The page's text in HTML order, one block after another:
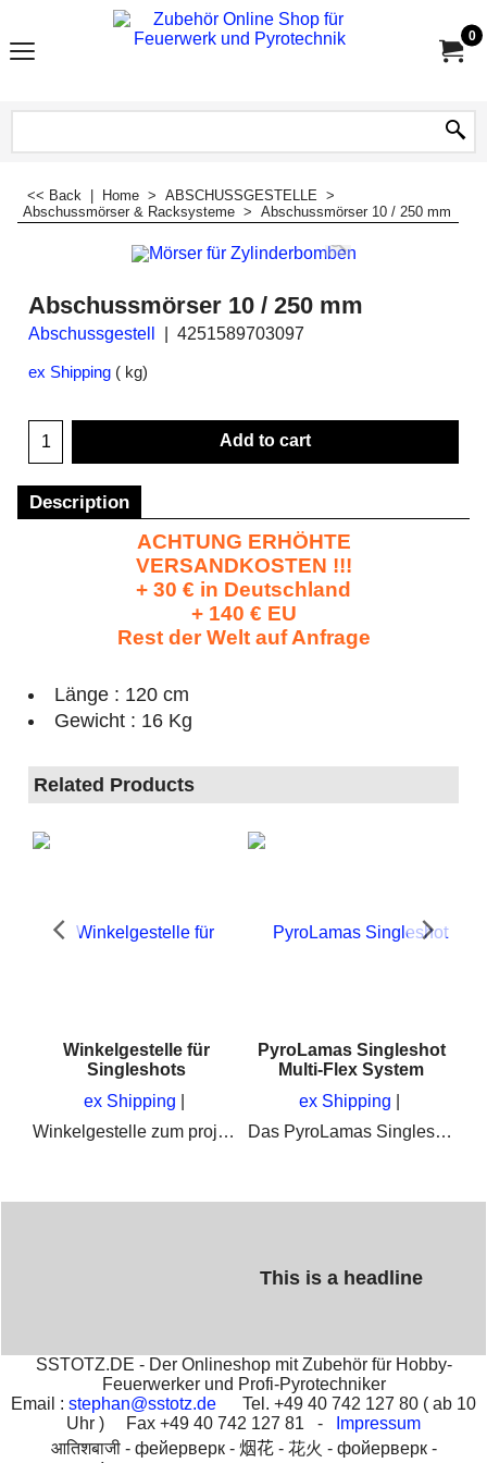
0
<< Back Home > ABSCHUSSGESTELLE >
Abschussmörser & Racksysteme > Abschussmörser 10 / 250 mm
Abschussmörser 10 / 250 mm
Abschussgestell 4251589703097
ex Shipping kg
Add to cart
Description
ACHTUNG ERHÖHTE
VERSANDKOSTEN !!!
+ 30 € in Deutschland
+ 140 € EU
Rest der Welt auf Anfrage
Länge : 120 cm
Gewicht : 16 Kg
Related Products
Winkelgestelle für
Singleshots
ex Shipping
Winkelgestelle zum projektieren von Singleshots und Feuertöpfe im Feuerwerk bei Musikfeuerwerken. Ideal auch für Profi-Pyrotechniker
PyroLamas Singleshot
Multi-Flex System
ex Shipping
Das PyroLamas Singleshot System ist Flexibel, leicht zu Handhaben und Robust
This is a headline
SSTOTZ.DE - Der Onlineshop mit Zubehör für Hobby-
Feuerwerker und Profi-Pyrotechniker
Email : stephan@sstotz.de Tel. +49 40 742 127 80 ( ab 10
Uhr ) Fax +49 40 742 127 81 -
Impressum
आतिशबाजी - фейерверк - 烟花 - 花火 - фойерверк -